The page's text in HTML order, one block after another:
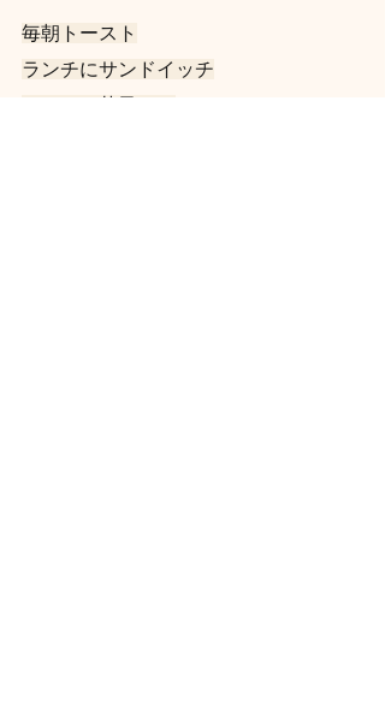
毎朝トースト
ランチにサンドイッチ